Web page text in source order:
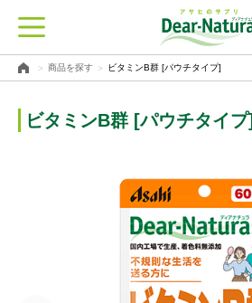
商品を探す ビタミンB群 [パウチタイプ]
ビタミンB群 [パウチタイプ]